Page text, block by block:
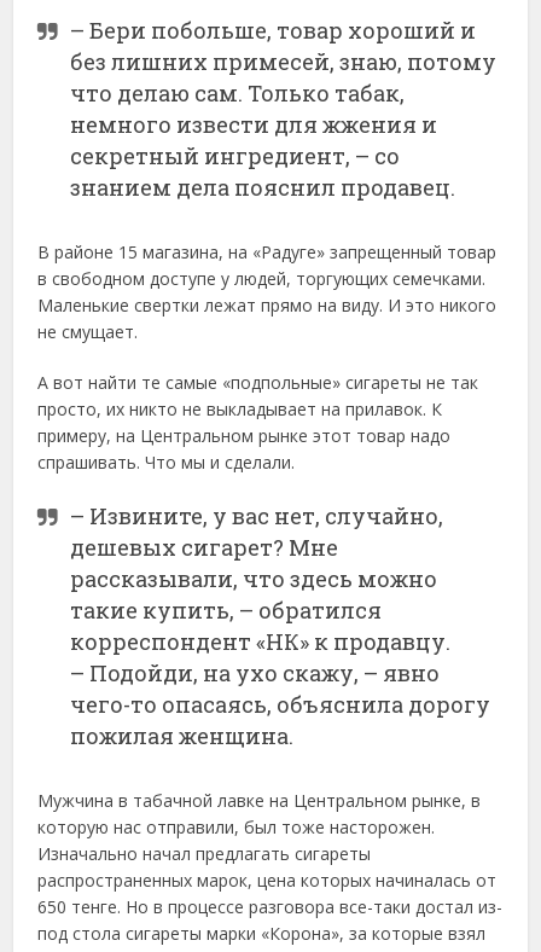
– Бери побольше, товар хороший и
без лишних примесей, знаю, потому
что делаю сам. Только табак,
немного извести для жжения и
секретный ингредиент, – со
знанием дела пояснил продавец.
В районе 15 магазина, на «Радуге» запрещенный товар
в свободном доступе у людей, торгующих семечками.
Маленькие свертки лежат прямо на виду. И это никого
не смущает.
А вот найти те самые «подпольные» сигареты не так
просто, их никто не выкладывает на прилавок. К
примеру, на Центральном рынке этот товар надо
спрашивать. Что мы и сделали.
– Извините, у вас нет, случайно,
дешевых сигарет? Мне
рассказывали, что здесь можно
такие купить, – обратился
корреспондент «НК» к продавцу.
– Подойди, на ухо скажу, – явно
чего-то опасаясь, объяснила дорогу
пожилая женщина.
Мужчина в табачной лавке на Центральном рынке, в
которую нас отправили, был тоже насторожен.
Изначально начал предлагать сигареты
распространенных марок, цена которых начиналась от
650 тенге. Но в процессе разговора все-таки достал из-
под стола сигареты марки «Корона», за которые взял